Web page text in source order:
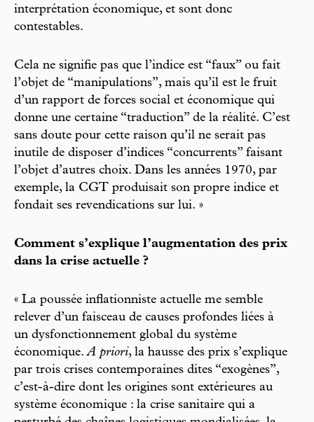
interprétation économique, et sont donc
contestables.
Cela ne signifie pas que l’indice est “faux” ou fait
l’objet de “manipulations”, mais qu’il est le fruit
d’un rapport de forces social et économique qui
donne une certaine “traduction” de la réalité. C’est
sans doute pour cette raison qu’il ne serait pas
inutile de disposer d’indices “concurrents” faisant
l’objet d’autres choix. Dans les années 1970, par
exemple, la CGT produisait son propre indice et
fondait ses revendications sur lui. »
Comment s’explique l’augmentation des prix
dans la crise actuelle ?
« La poussée inflationniste actuelle me semble
relever d’un faisceau de causes profondes liées à
un dysfonctionnement global du système
économique.A priori, la hausse des prix s’explique
par trois crises contemporaines dites “exogènes”,
c’est-à-dire dont les origines sont extérieures au
système économique : la crise sanitaire qui a